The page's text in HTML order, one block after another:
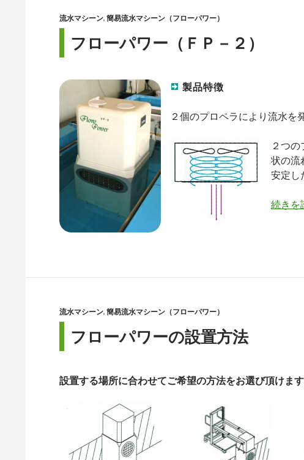
流水マシーン, 簡易流水マシーン（フローパワー）
フローパワー（ＦＰ－２）
製品特徴
２個のプロペラにより流水を
２つ
状の流
安定し
続きを
流水マシーン, 簡易流水マシーン（フローパワー）
フローパワーの設置方法
設置する場所に合わせてご希望の方法をお選び頂けます